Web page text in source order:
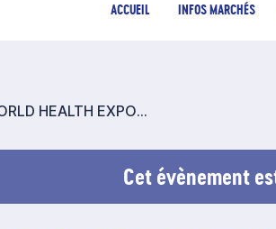
ACCUEIL INFOS MARCHÉS
WORLD HEALTH EXPO DUBAI 2026 - Pavillon France Dispositifs médicaux
Cet évènement